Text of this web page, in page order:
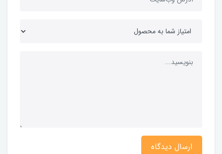
ارسال دیدگاه